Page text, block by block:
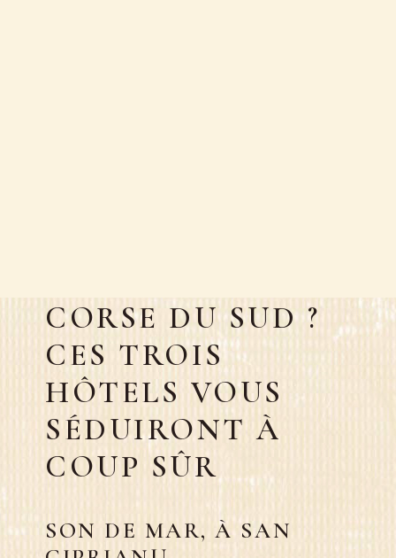
CORSE DU SUD ?
CES TROIS
HÔTELS VOUS
SÉDUIRONT À
COUP SÛR
SON DE MAR, À SAN